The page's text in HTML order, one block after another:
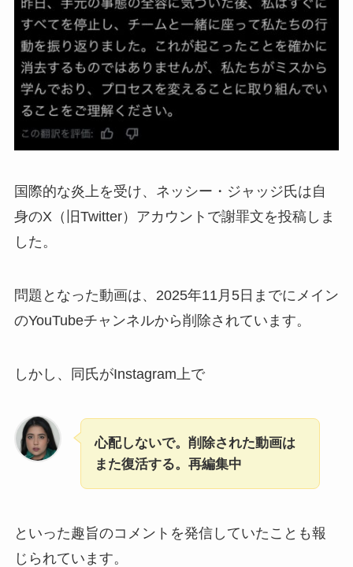
国際的な炎上を受け、ネッシー・ジャッジ氏は自
身のX（旧Twitter）アカウントで謝罪文を投稿しま
した。
問題となった動画は、2025年11月5日までにメイン
のYouTubeチャンネルから削除されています。
しかし、同氏がInstagram上で
心配しないで。削除された動画は
また復活する。再編集中
といった趣旨のコメントを発信していたことも報
じられています。